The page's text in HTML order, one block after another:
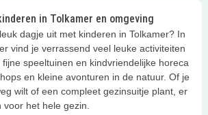
in Tolkamer en omgeving
dagje uit met kinderen in Tolkamer? In
vind je verrassend veel leuke activiteiten
speeltuinen en kindvriendelijke horeca
en kleine avonturen in de natuur. Of je
wilt of een compleet gezinsuitje plant, er
het hele gezin.